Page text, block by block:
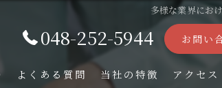
多様な業界にお
048-252-5944 お問い
よくある質問 当社の特徴 アクセス